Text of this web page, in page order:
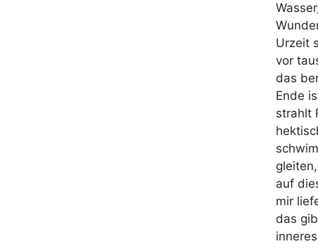
Urzeit
vor
das
Ende
strahlt
auf
mir
das